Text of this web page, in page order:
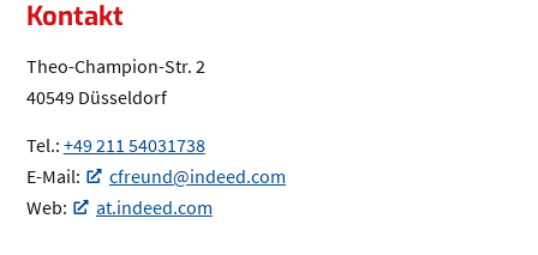
Kontakt
Theo-Champion-Str. 2
40549 Düsseldorf
Tel.: +49 211 54031738(Öffnet eventuell ein Programm um die
E-Mail:
cfreund@indeed.com
(Öffnet eventuell ein Programm um an den
Web: at.indeed.com
(Öffnet in einem neuen Tab oder Fenster)